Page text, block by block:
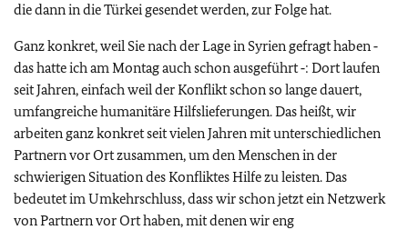
die dann in die Türkei gesendet werden, zur Folge hat.
Ganz konkret, weil Sie nach der Lage in Syrien gefragt haben ‑
das hatte ich am Montag auch schon ausgeführt ‑: Dort laufen
seit Jahren, einfach weil der Konflikt schon so lange dauert,
umfangreiche humanitäre Hilfslieferungen. Das heißt, wir
arbeiten ganz konkret seit vielen Jahren mit unterschiedlichen
Partnern vor Ort zusammen, um den Menschen in der
schwierigen Situation des Konfliktes Hilfe zu leisten. Das
bedeutet im Umkehrschluss, dass wir schon jetzt ein Netzwerk
von Partnern vor Ort haben, mit denen wir eng